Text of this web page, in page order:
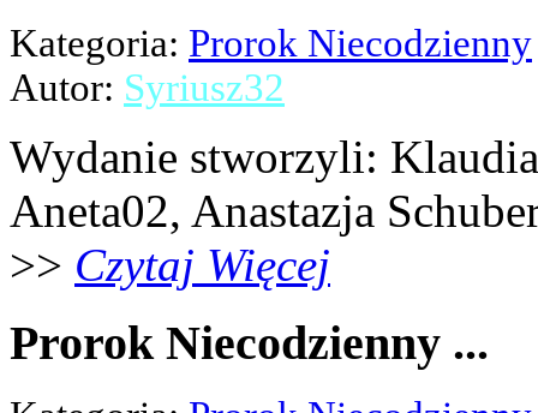
Kategoria: Prorok Niecodzienny
Autor: Syriusz32
Wydanie stworzyli:
Aneta02, Anastazja
>> Czytaj Więcej
Prorok Niecodzienny ...